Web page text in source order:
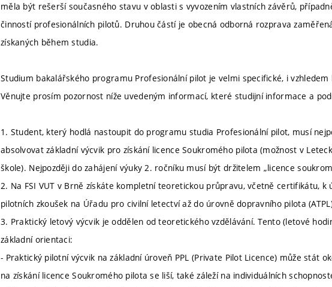
měla být rešerší současného stavu v oblasti s vyvozením vlastních závěrů,
činností profesionálních pilotů. Druhou částí je obecná odborná rozprava
získaných během studia.
Studium bakalářského programu Profesionální pilot je velmi specifické, i
Věnujte prosím pozornost níže uvedeným informací, které studijní informace a
1. Student, který hodlá nastoupit do programu studia Profesionální pilot, musí
absolvovat základní výcvik pro získání licence Soukromého pilota (možnost v
škole). Nejpozději do zahájení výuky 2. ročníku musí být držitelem „licence
2. Na FSI VUT v Brně získáte kompletní teoretickou průpravu, včetně certifikátu, k
pilotních zkoušek na Úřadu pro civilní letectví až do úrovně dopravního pilota
3. Praktický letový výcvik je oddělen od teoretického vzdělávání. Tento (letové
základní orientaci:
- Praktický pilotní výcvik na základní úroveň PPL (Private Pilot Licence) může stát
na získání licence Soukromého pilota se liší, také záleží na individuálních